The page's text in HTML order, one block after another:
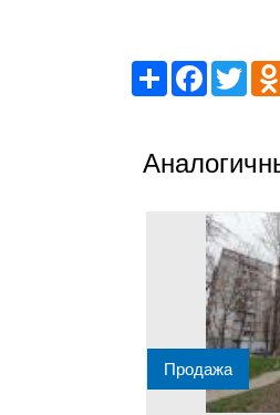
ShareFacebook
Продажа